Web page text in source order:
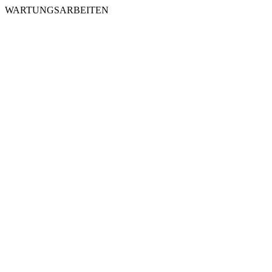
WARTUNGSARBEITEN